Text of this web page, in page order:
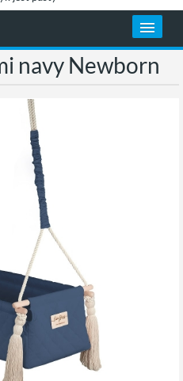
navy Newborn